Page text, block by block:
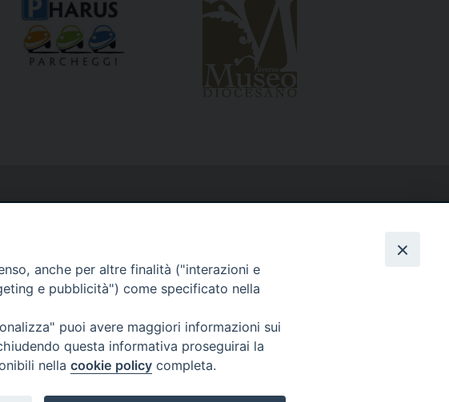
anche per altre finalità ("interazioni e
e pubblicità") come specificato nella
puoi avere maggiori informazioni sui
questa informativa proseguirai la
nella cookie policy completa.